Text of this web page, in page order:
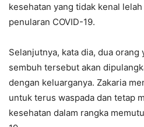
kesehatan yang tidak kenal
penularan COVID-19.
Selanjutnya, kata dia, dua orang
sembuh tersebut akan
dengan keluarganya. Zakaria
untuk terus waspada dan tetap
kesehatan dalam rangka